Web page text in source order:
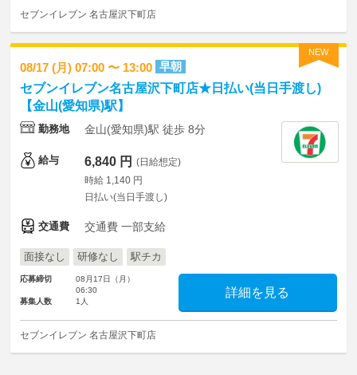
セブンイレブン 名古屋沢下町店
NEW
08/17 (月) 07:00 〜 13:00 早朝
セブンイレブン名古屋沢下町店★日払い(当日手渡し)
【金山(愛知県)駅】
勤務地 金山(愛知県)駅 徒歩 8分
給与 6,840 円 (日給想定)
時給 1,140 円
日払い(当日手渡し)
交通費 交通費 一部支給
面接なし 研修なし 駅チカ
応募締切
08月17日（月）
06:30
募集人数
1人
詳細を見る
セブンイレブン 名古屋沢下町店